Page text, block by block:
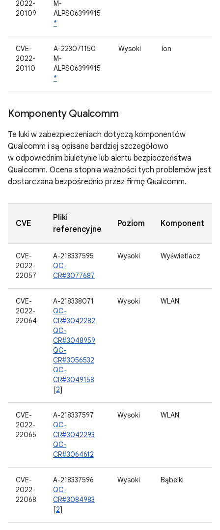
2022-
20109
M-
ALPS06399915
*
CVE-
2022-
20110
A-223071150
M-
ALPS06399915
*
Wysoki ion
Komponenty Qualcomm
Te luki w zabezpieczeniach dotyczą komponentów
Qualcomm i są opisane bardziej szczegółowo
w odpowiednim biuletynie lub alertu bezpieczeństwa
Qualcomm. Ocena stopnia ważności tych problemów jest
dostarczana bezpośrednio przez firmę Qualcomm.
CVE
Pliki
referencyjne
Poziom Komponent
CVE-
2022-
22057
A-218337595
QC-
CR#3077687
Wysoki Wyświetlacz
CVE-
2022-
22064
A-218338071
QC-
CR#3042282
QC-
CR#3048959
QC-
CR#3056532
QC-
CR#3049158
[2]
Wysoki WLAN
CVE-
2022-
22065
A-218337597
QC-
CR#3042293
QC-
CR#3064612
Wysoki WLAN
CVE-
2022-
22068
A-218337596
QC-
CR#3084983
[2]
Wysoki Bąbelki